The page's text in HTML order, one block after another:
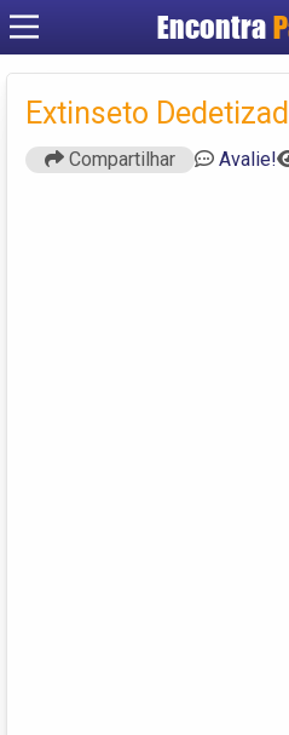
Encontra
Criar
Extinseto
Compartilhar Avalie!